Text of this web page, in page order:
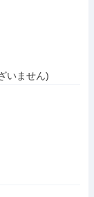
いません)